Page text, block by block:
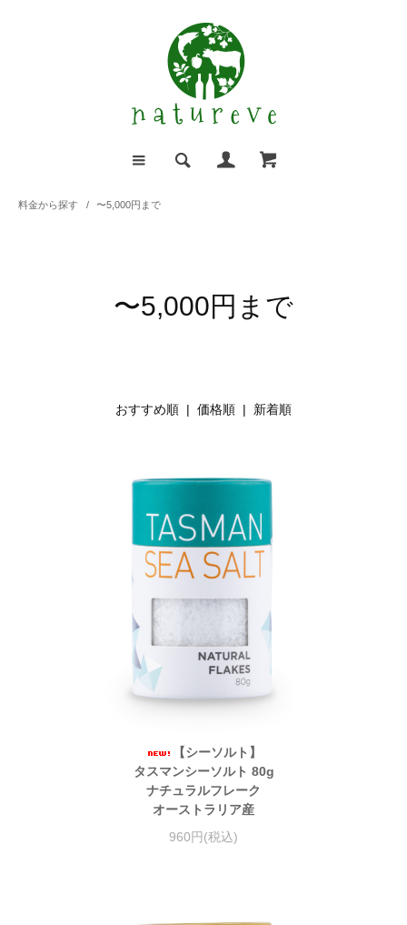
料金から探す / 〜5,000円まで
〜5,000円まで
おすすめ順 | 価格順 | 新着順
【シーソルト】
タスマンシーソルト 80g
ナチュラルフレーク
オーストラリア産
960円(税込)